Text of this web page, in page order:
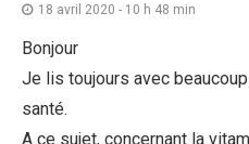
18 avril 2020 - 10 h 48 min
Bonjour
Je lis toujours avec
santé.
A ce sujet, concernant la